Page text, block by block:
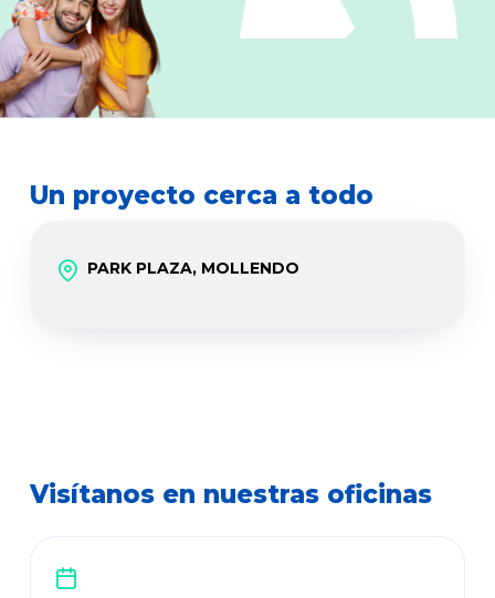
Un proyecto cerca a todo
PARK PLAZA, MOLLENDO
Visítanos en nuestras oficinas